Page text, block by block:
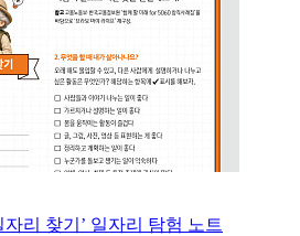
자리 찾기’ 일자리 탐험 노트